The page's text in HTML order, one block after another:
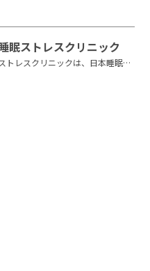
眠ストレスクリニック
トレスクリニックは、日本睡眠学